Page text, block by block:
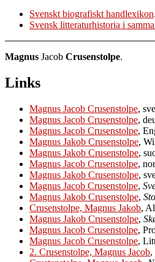
Svenskt biografiskt handlexikon.
Svensk litteraturhistoria i
Magnus Jacob Crusenstolpe.
Links
Magnus Jacob Crusenstolpe,
Magnus Jacob Crusenstolpe,
Magnus Jacob Crusenstolpe,
Magnus Jakob Crusenstolpe,
Magnus Jakob Crusenstolpe,
Magnus Jacob Crusenstolpe,
Magnus Jakob Crusenstolpe,
Magnus Jacob Crusenstolpe,
Magnus Jakob Crusenstolpe,
Crusenstolpe, Magnus Jakob,
Magnus Jakob Crusenstolpe,
Magnus Jacob Crusenstolpe,
Magnus Jacob Crusenstolpe,
2. Crusenstolpe, Magnus Jacob,